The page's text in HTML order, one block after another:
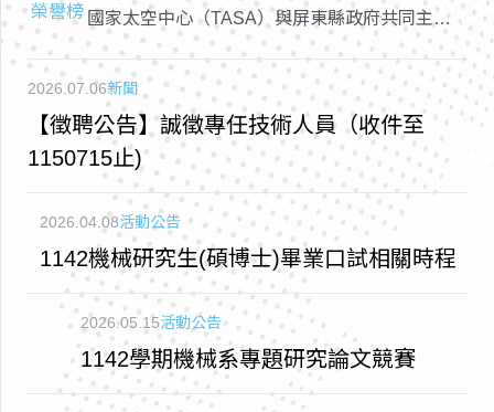
榮譽榜 國家太空中心（TASA）與屏東縣政府共同主辦
的「2026 台灣盃火箭競賽（Rocket Taiwan Cup
2026, RTC 2026）
2026.07.06新聞
【徵聘公告】誠徵專任技術人員（收件至
1150715止)
2026.04.08活動公告
1142機械研究生(碩博士)畢業口試相關時程
2026.05.15活動公告
1142學期機械系專題研究論文競賽